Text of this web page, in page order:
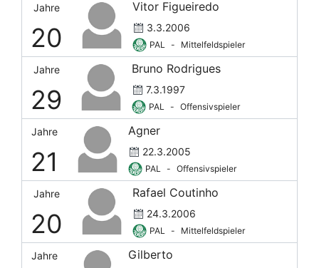
Jahre
20
Vitor Figueiredo
3.3.2006
PAL - Mittelfeldspieler
Jahre
29
Bruno Rodrigues
7.3.1997
PAL - Offensivspieler
Jahre
21
Agner
22.3.2005
PAL - Offensivspieler
Jahre
20
Rafael Coutinho
24.3.2006
PAL - Mittelfeldspieler
Jahre Gilberto